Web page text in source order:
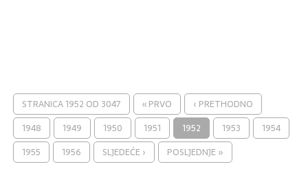
STRANICA 1952 OD 3047 « PRVO
‹ PRETHODNO
1948
1949 1950 1951 1952 1953
1954
1955
1956 SLJEDEĆE › POSLJEDNJE »